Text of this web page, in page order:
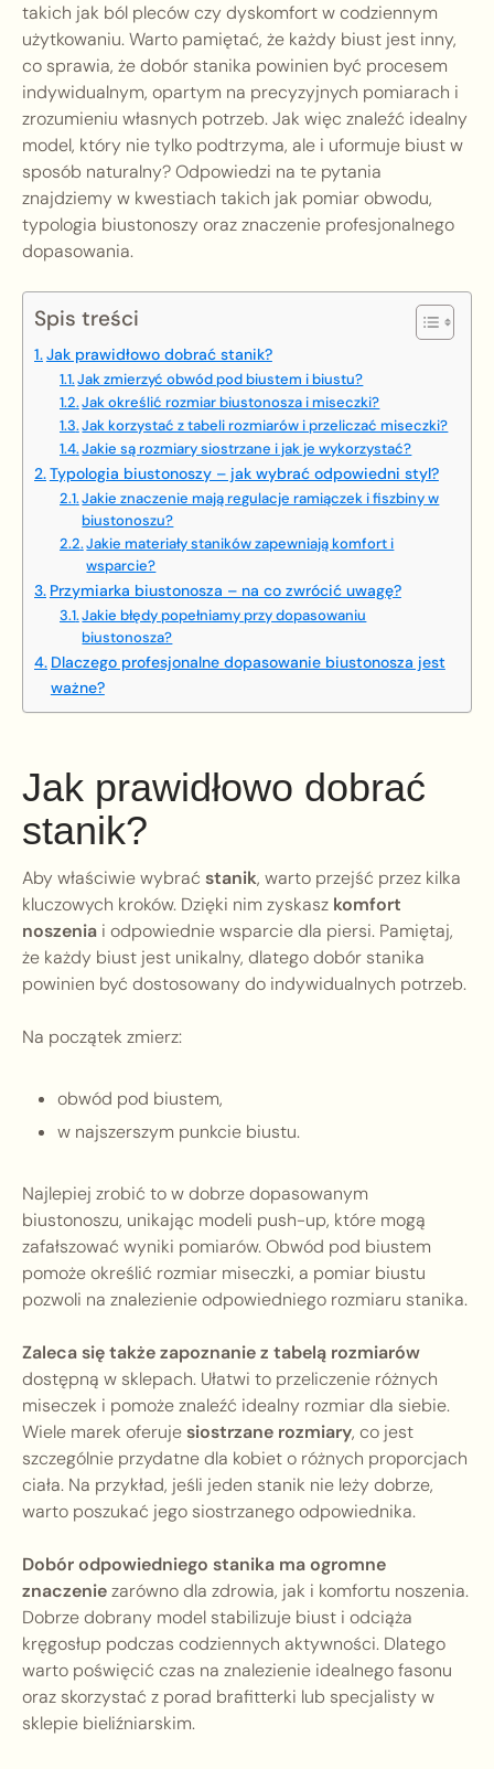
takich jak ból pleców czy dyskomfort w codziennym
użytkowaniu. Warto pamiętać, że każdy biust jest inny,
co sprawia, że dobór stanika powinien być procesem
indywidualnym, opartym na precyzyjnych pomiarach i
zrozumieniu własnych potrzeb. Jak więc znaleźć idealny
model, który nie tylko podtrzyma, ale i uformuje biust w
sposób naturalny? Odpowiedzi na te pytania
znajdziemy w kwestiach takich jak pomiar obwodu,
typologia biustonoszy oraz znaczenie profesjonalnego
dopasowania.
Spis treści
Jak prawidłowo dobrać stanik?
Jak zmierzyć obwód pod biustem i biustu?
Jak określić rozmiar biustonosza i miseczki?
Jak korzystać z tabeli rozmiarów i przeliczać miseczki?
Jakie są rozmiary siostrzane i jak je wykorzystać?
Typologia biustonoszy – jak wybrać odpowiedni styl?
Jakie znaczenie mają regulacje ramiączek i fiszbiny w
biustonoszu?
Jakie materiały staników zapewniają komfort i
wsparcie?
Przymiarka biustonosza – na co zwrócić uwagę?
Jakie błędy popełniamy przy dopasowaniu
biustonosza?
Dlaczego profesjonalne dopasowanie biustonosza jest
ważne?
Jak prawidłowo dobrać
stanik?
Aby właściwie wybrać stanik, warto przejść przez kilka
kluczowych kroków. Dzięki nim zyskasz komfort
noszenia i odpowiednie wsparcie dla piersi. Pamiętaj,
że każdy biust jest unikalny, dlatego dobór stanika
powinien być dostosowany do indywidualnych potrzeb.
Na początek zmierz:
obwód pod biustem,
w najszerszym punkcie biustu.
Najlepiej zrobić to w dobrze dopasowanym
biustonoszu, unikając modeli push-up, które mogą
zafałszować wyniki pomiarów. Obwód pod biustem
pomoże określić rozmiar miseczki, a pomiar biustu
pozwoli na znalezienie odpowiedniego rozmiaru stanika.
Zaleca się także zapoznanie z tabelą rozmiarów
dostępną w sklepach. Ułatwi to przeliczenie różnych
miseczek i pomoże znaleźć idealny rozmiar dla siebie.
Wiele marek oferujesiostrzane rozmiary, co jest
szczególnie przydatne dla kobiet o różnych proporcjach
ciała. Na przykład, jeśli jeden stanik nie leży dobrze,
warto poszukać jego siostrzanego odpowiednika.
Dobór odpowiedniego stanika ma ogromne
znaczeniezarówno dla zdrowia, jak i komfortu noszenia.
Dobrze dobrany model stabilizuje biust i odciąża
kręgosłup podczas codziennych aktywności. Dlatego
warto poświęcić czas na znalezienie idealnego fasonu
oraz skorzystać z porad brafitterki lub specjalisty w
sklepie bieliźniarskim.